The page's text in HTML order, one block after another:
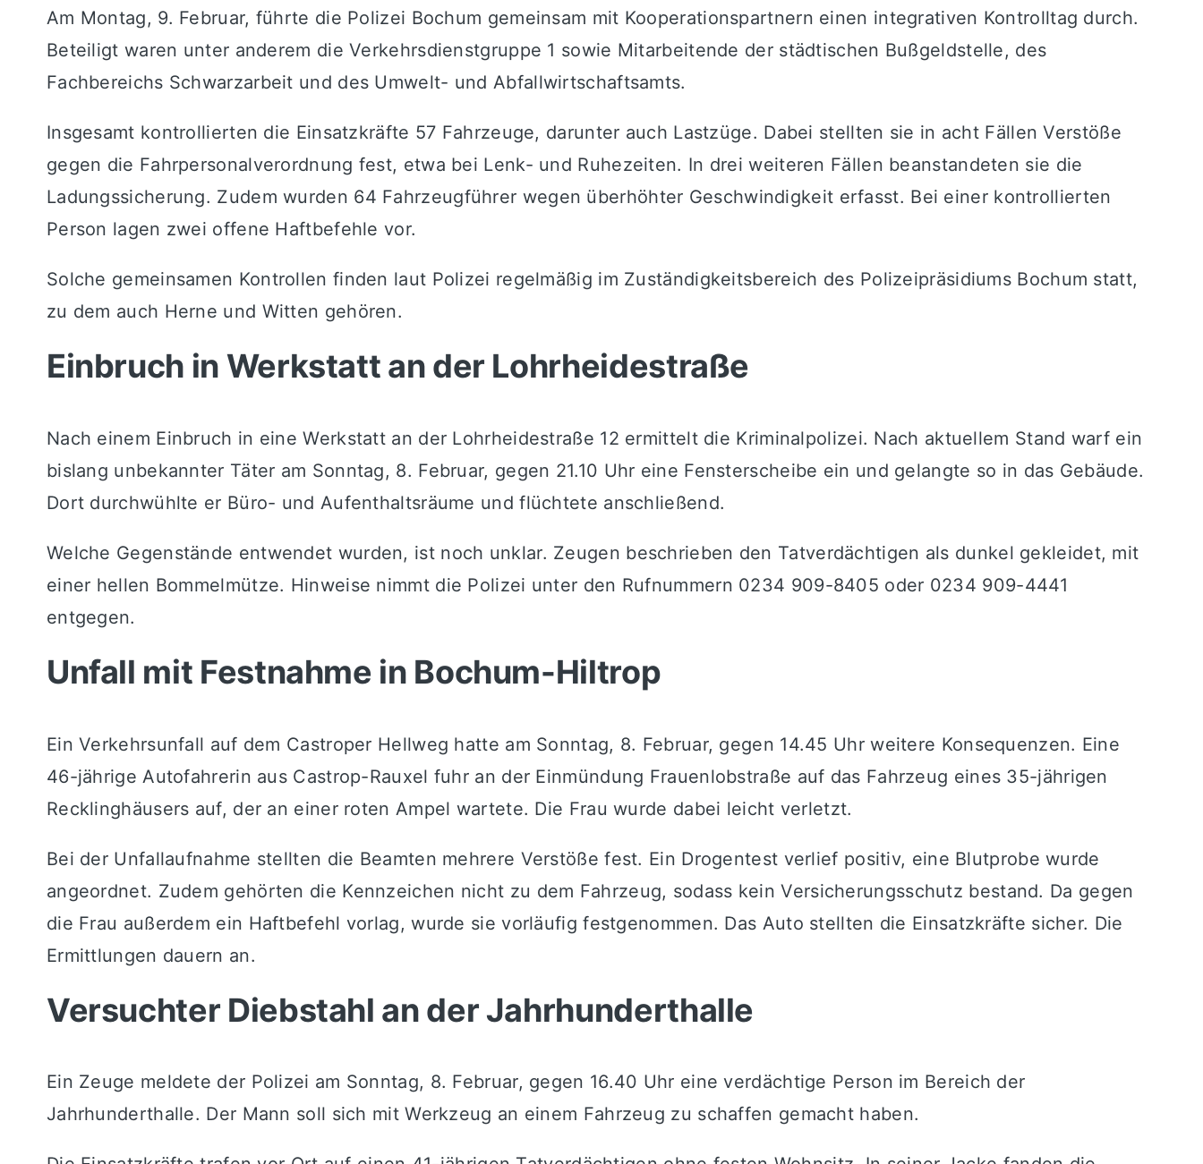
Am Montag, 9. Februar, führte die Polizei Bochum gemeinsam mit Kooperationspartnern einen integrativen Kontrolltag durch.
Beteiligt waren unter anderem die Verkehrsdienstgruppe 1 sowie Mitarbeitende der städtischen Bußgeldstelle, des
Fachbereichs Schwarzarbeit und des Umwelt- und Abfallwirtschaftsamts.
Insgesamt kontrollierten die Einsatzkräfte 57 Fahrzeuge, darunter auch Lastzüge. Dabei stellten sie in acht Fällen Verstöße
gegen die Fahrpersonalverordnung fest, etwa bei Lenk- und Ruhezeiten. In drei weiteren Fällen beanstandeten sie die
Ladungssicherung. Zudem wurden 64 Fahrzeugführer wegen überhöhter Geschwindigkeit erfasst. Bei einer kontrollierten
Person lagen zwei offene Haftbefehle vor.
Solche gemeinsamen Kontrollen finden laut Polizei regelmäßig im Zuständigkeitsbereich des Polizeipräsidiums Bochum statt,
zu dem auch Herne und Witten gehören.
Einbruch in Werkstatt an der Lohrheidestraße
Nach einem Einbruch in eine Werkstatt an der Lohrheidestraße 12 ermittelt die Kriminalpolizei. Nach aktuellem Stand warf ein
bislang unbekannter Täter am Sonntag, 8. Februar, gegen 21.10 Uhr eine Fensterscheibe ein und gelangte so in das Gebäude.
Dort durchwühlte er Büro- und Aufenthaltsräume und flüchtete anschließend.
Welche Gegenstände entwendet wurden, ist noch unklar. Zeugen beschrieben den Tatverdächtigen als dunkel gekleidet, mit
einer hellen Bommelmütze. Hinweise nimmt die Polizei unter den Rufnummern 0234 909-8405 oder 0234 909-4441
entgegen.
Unfall mit Festnahme in Bochum-Hiltrop
Ein Verkehrsunfall auf dem Castroper Hellweg hatte am Sonntag, 8. Februar, gegen 14.45 Uhr weitere Konsequenzen. Eine
46-jährige Autofahrerin aus Castrop-Rauxel fuhr an der Einmündung Frauenlobstraße auf das Fahrzeug eines 35-jährigen
Recklinghäusers auf, der an einer roten Ampel wartete. Die Frau wurde dabei leicht verletzt.
Bei der Unfallaufnahme stellten die Beamten mehrere Verstöße fest. Ein Drogentest verlief positiv, eine Blutprobe wurde
angeordnet. Zudem gehörten die Kennzeichen nicht zu dem Fahrzeug, sodass kein Versicherungsschutz bestand. Da gegen
die Frau außerdem ein Haftbefehl vorlag, wurde sie vorläufig festgenommen. Das Auto stellten die Einsatzkräfte sicher. Die
Ermittlungen dauern an.
Versuchter Diebstahl an der Jahrhunderthalle
Ein Zeuge meldete der Polizei am Sonntag, 8. Februar, gegen 16.40 Uhr eine verdächtige Person im Bereich der
Jahrhunderthalle. Der Mann soll sich mit Werkzeug an einem Fahrzeug zu schaffen gemacht haben.